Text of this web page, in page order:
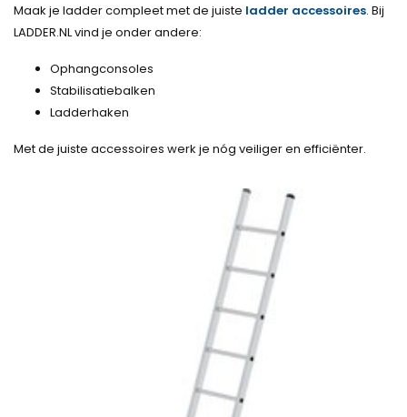
Maak je ladder compleet met de juiste ladder accessoires. Bij
LADDER.NL vind je onder andere:
Ophangconsoles
Stabilisatiebalken
Ladderhaken
Met de juiste accessoires werk je nóg veiliger en efficiënter.